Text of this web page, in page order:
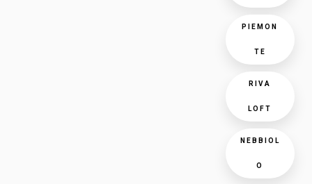
PIEMON
TE
RIVA
LOFT
NEBBIOL
O